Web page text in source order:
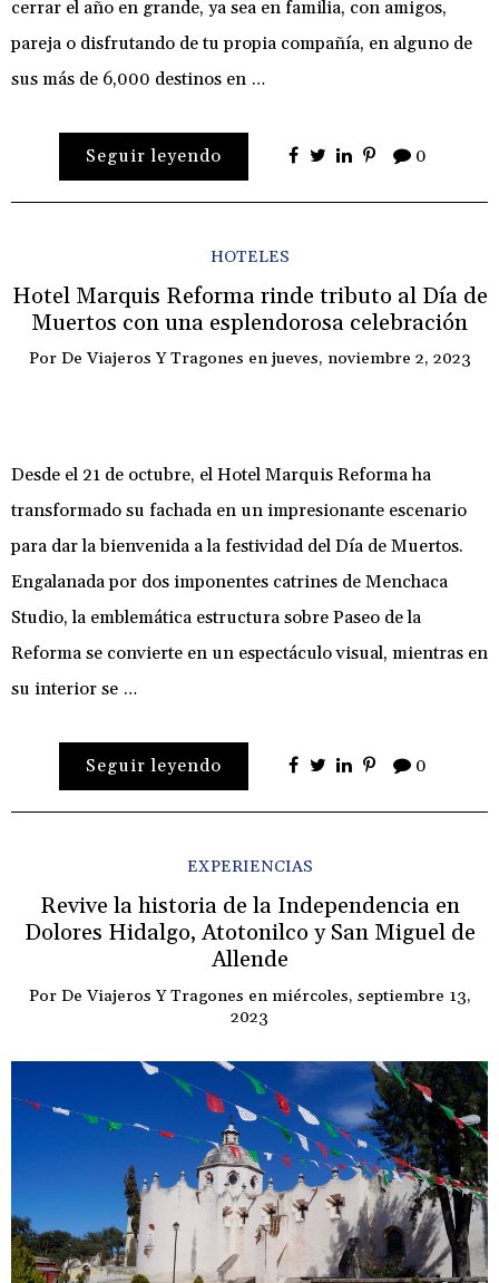
cerrar el año en grande, ya sea en familia, con amigos,
pareja o disfrutando de tu propia compañía, en alguno de
sus más de 6,000 destinos en …
Seguir leyendo 0
HOTELES
Hotel Marquis Reforma rinde tributo al Día de
Muertos con una esplendorosa celebración
Por De Viajeros Y Tragones enjueves, noviembre 2, 2023
Desde el 21 de octubre, el Hotel Marquis Reforma ha
transformado su fachada en un impresionante escenario
para dar la bienvenida a la festividad del Día de Muertos.
Engalanada por dos imponentes catrines de Menchaca
Studio, la emblemática estructura sobre Paseo de la
Reforma se convierte en un espectáculo visual, mientras en
su interior se …
Seguir leyendo 0
EXPERIENCIAS
Revive la historia de la Independencia en
Dolores Hidalgo, Atotonilco y San Miguel de
Allende
Por De Viajeros Y Tragones enmiércoles, septiembre 13,
2023